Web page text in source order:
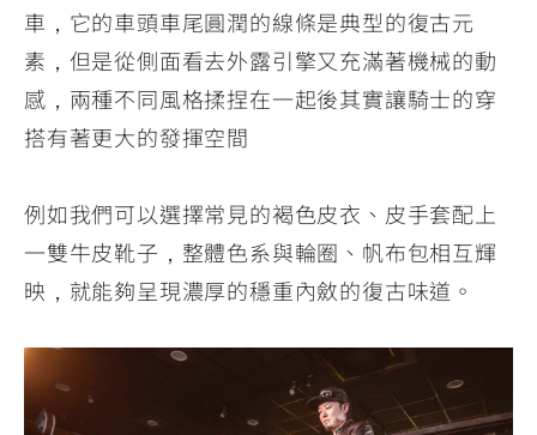
車，它的車頭車尾圓潤的線條是典型的復古元
素，但是從側面看去外露引擎又充滿著機械的動
感，兩種不同風格揉捏在一起後其實讓騎士的穿
搭有著更大的發揮空間
例如我們可以選擇常見的褐色皮衣、皮手套配上
一雙牛皮靴子，整體色系與輪圈、帆布包相互輝
映，就能夠呈現濃厚的穩重內斂的復古味道。